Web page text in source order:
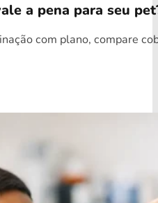
a pena para seu
com plano, compare